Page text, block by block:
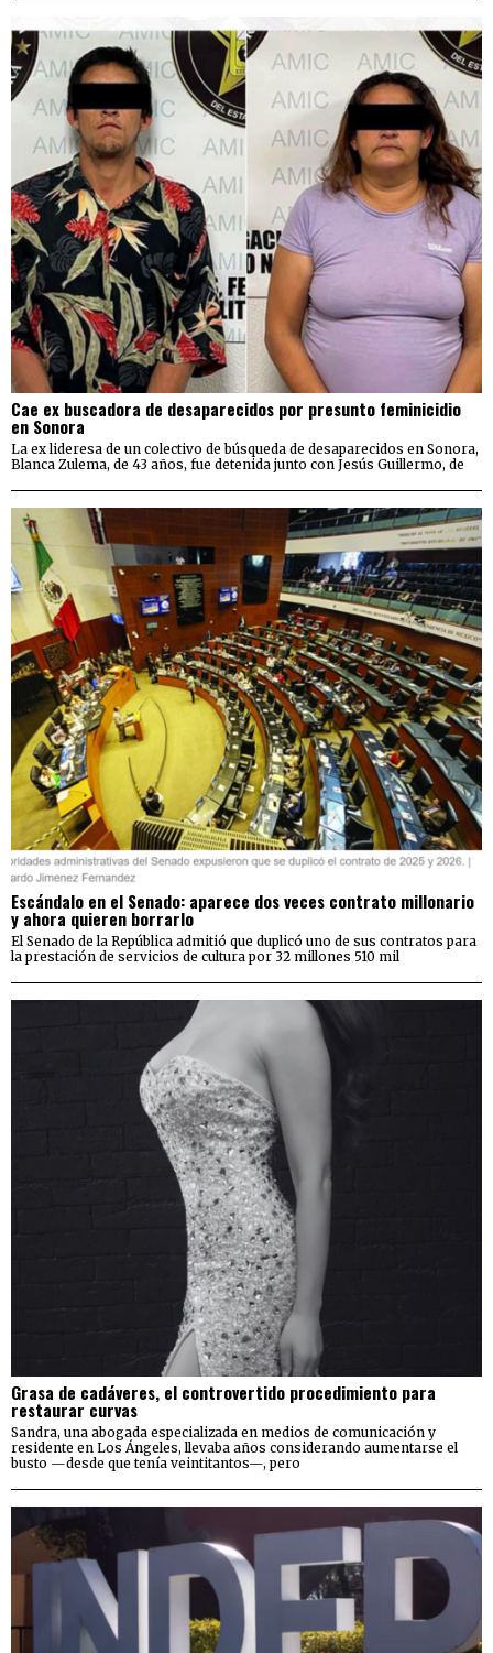
Cae ex buscadora de desaparecidos por presunto feminicidio
en Sonora
La ex lideresa de un colectivo de búsqueda de desaparecidos en Sonora,
Blanca Zulema, de 43 años, fue detenida junto con Jesús Guillermo, de
Escándalo en el Senado: aparece dos veces contrato millonario
y ahora quieren borrarlo
El Senado de la República admitió que duplicó uno de sus contratos para
la prestación de servicios de cultura por 32 millones 510 mil
Grasa de cadáveres, el controvertido procedimiento para
restaurar curvas
Sandra, una abogada especializada en medios de comunicación y
residente en Los Ángeles, llevaba años considerando aumentarse el
busto —desde que tenía veintitantos—, pero